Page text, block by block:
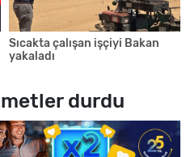
Sıcakta çalışan işçiyi Bakan
yakaladı
durdu